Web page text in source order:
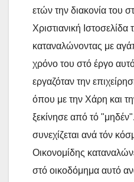
ετών την διακονία του
Χριστιανική
καταναλώνοντας με
χρόνο του στό έργο
εργαζόταν την
όπου με την Χάρη και
ξεκίνησε από τό
συνεχίζεται ανά τόν
Οικονομίδης
στό οικοδόμημα αυτό